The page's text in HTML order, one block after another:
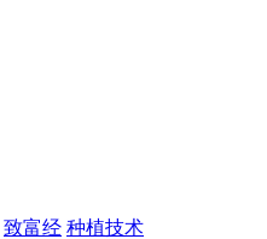
致富经 种植技术